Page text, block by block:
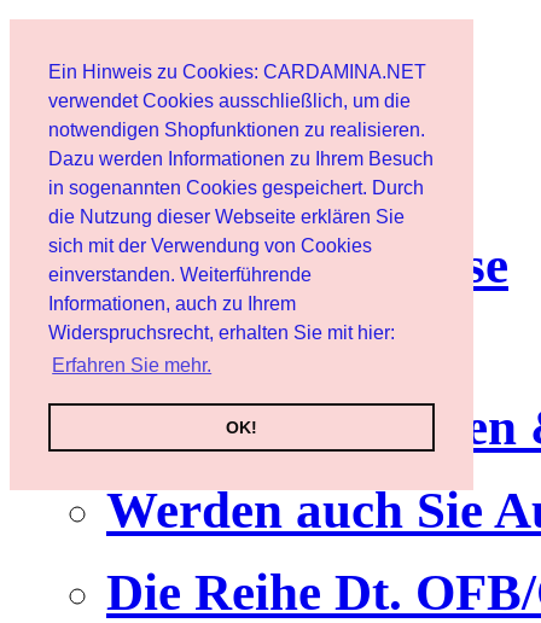
Ein Hinweis zu Cookies: CARDAMINA.NET
verwendet Cookies ausschließlich, um die
notwendigen Shopfunktionen zu realisieren.
Dazu werden Informationen zu Ihrem Besuch
in sogenannten Cookies gespeichert. Durch
die Nutzung dieser Webseite erklären Sie
sich mit der Verwendung von Cookies
einverstanden. Weiterführende
Informationen, auch zu Ihrem
Widerspruchsrecht, erhalten Sie mit hier:
Erfahren Sie mehr.
OK!
Benutzer
Newsletter
Nutzungshinweise
Service
Werden auch Sie
Die Reihe Dt.